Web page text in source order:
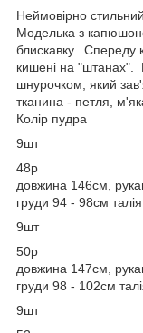
Неймовірно
Моделька з
блискавку. Спереду
кишені на "штанах".
шнурочком, який
тканина - петля,
Колір пудра
9шт
48р
довжина 146см,
груди 94 - 98см
9шт
50р
довжина 147см,
груди 98 - 102см
9шт